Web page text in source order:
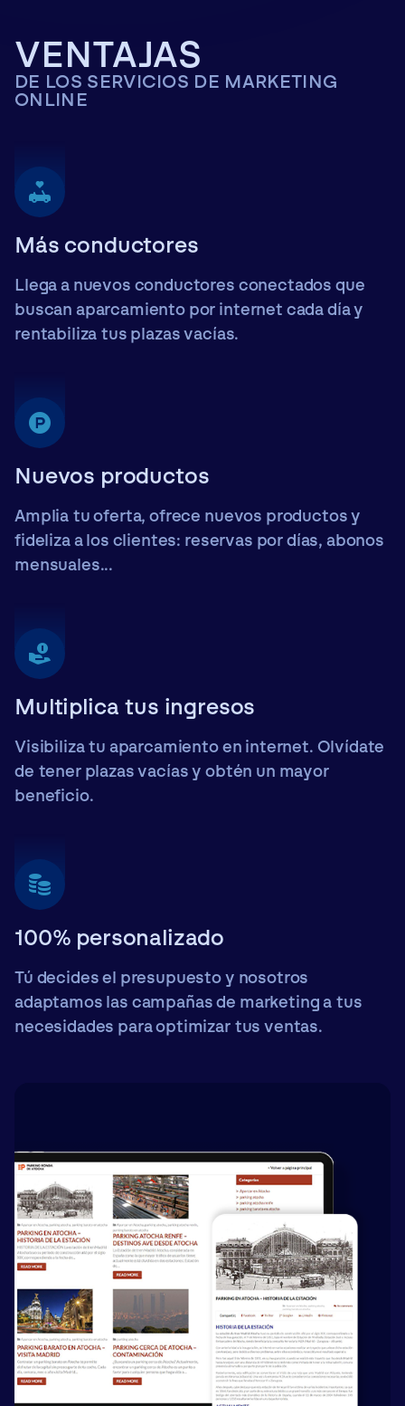
VENTAJAS
DE LOS SERVICIOS DE MARKETING
ONLINE
Más conductores
Llega a nuevos conductores conectados que
buscan aparcamiento por internet cada día y
rentabiliza tus plazas vacías.
Nuevos productos
Amplia tu oferta, ofrece nuevos productos y
fideliza a los clientes: reservas por días, abonos
mensuales...
Multiplica tus ingresos
Visibiliza tu aparcamiento en internet. Olvídate
de tener plazas vacías y obtén un mayor
beneficio.
100% personalizado
Tú decides el presupuesto y nosotros
adaptamos las campañas de marketing a tus
necesidades para optimizar tus ventas.